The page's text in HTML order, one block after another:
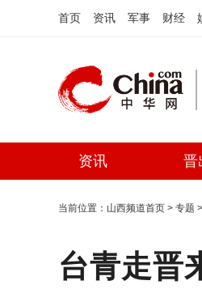
首页 资讯 军事 财经
资讯 晋
当前位置： 山西频道首页 > 专题 >
台青走晋